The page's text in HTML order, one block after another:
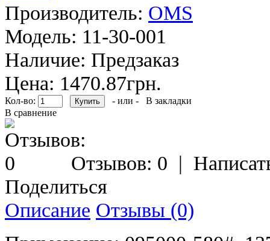
Производитель: OMS
Модель: 11-30-001
Наличие: Предзаказ
Цена: 1470.87грн.
Кол-во: - или -
В закладки
В сравнение
Отзывов: 0 |
Поделиться
Описание Отзывы (0)